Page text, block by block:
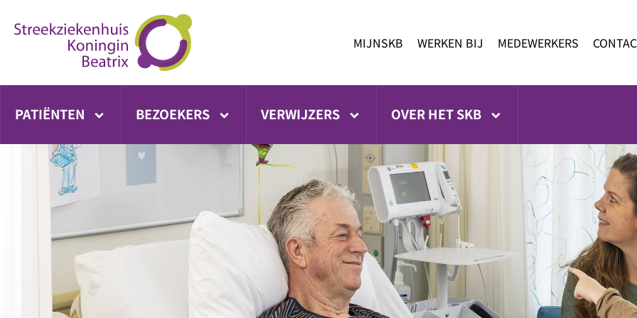
direct
MIJNSKB WERKEN BIJ MEDEWERKERS
PATIËNTEN BEZOEKERS VERWIJZERS OVER HET SKB